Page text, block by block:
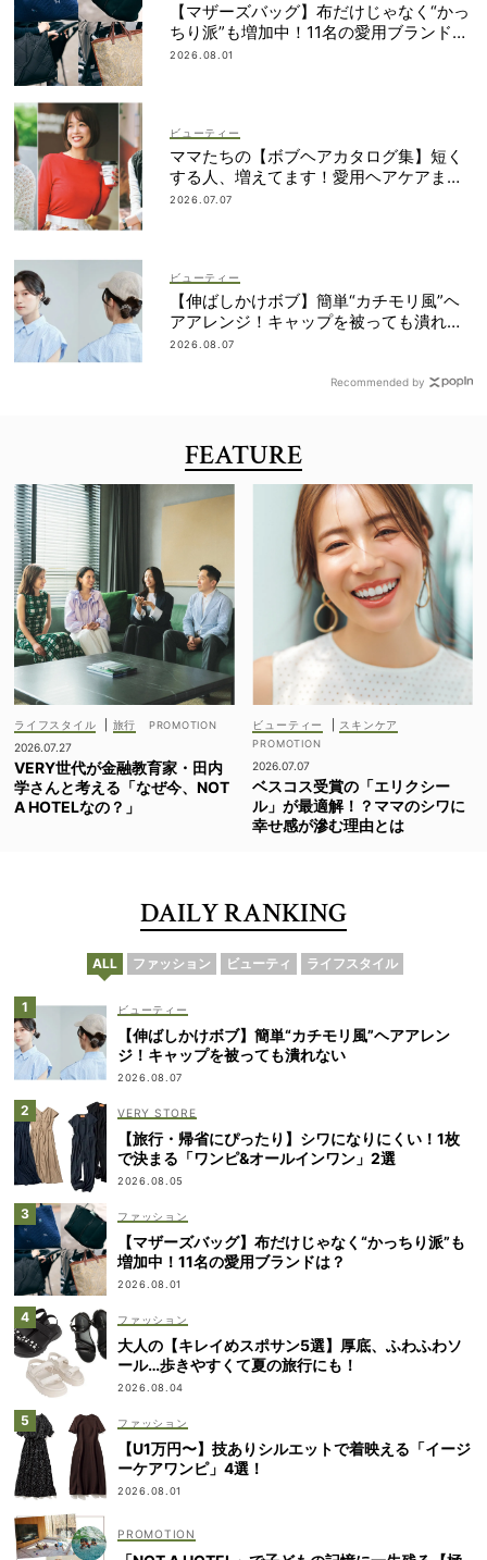
【マザーズバッグ】布だけじゃなく“かっ
ちり派”も増加中！11名の愛用ブランド
は？
2026.08.01
ビューティー
ママたちの【ボブヘアカタログ集】短く
する人、増えてます！愛用ヘアケアまで
全部見せ
2026.07.07
ビューティー
【伸ばしかけボブ】簡単“カチモリ風”ヘ
アアレンジ！キャップを被っても潰れな
い
2026.08.07
Recommended by
FEATURE
ライフスタイル
旅行
2026.07.27
VERY世代が金融教育家・田内
学さんと考える「なぜ今、NOT
A HOTELなの？」
ビューティー スキンケア
2026.07.07
ベスコス受賞の「エリクシー
ル」が最適解！？ママのシワに
幸せ感が滲む理由とは
DAILY RANKING
ALL ファッション ビューティ ライフスタイル
ビューティー
【伸ばしかけボブ】簡単“カチモリ風”ヘアアレン
ジ！キャップを被っても潰れない
2026.08.07
VERY STORE
【旅行・帰省にぴったり】シワになりにくい！1枚
で決まる「ワンピ&オールインワン」2選
2026.08.05
ファッション
【マザーズバッグ】布だけじゃなく“かっちり派”も
増加中！11名の愛用ブランドは？
2026.08.01
ファッション
大人の【キレイめスポサン5選】厚底、ふわふわソ
ール…歩きやすくて夏の旅行にも！
2026.08.04
ファッション
【U1万円〜】技ありシルエットで着映える「イージ
ーケアワンピ」4選！
2026.08.01